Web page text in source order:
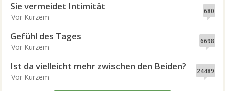
680
Sie vermeidet Intimität
Vor Kurzem
6698
Gefühl des Tages
Vor Kurzem
24489
Ist da vielleicht mehr zwischen den Beiden?
Vor Kurzem